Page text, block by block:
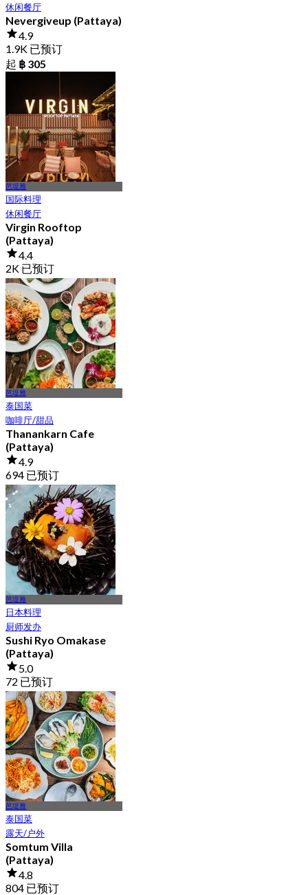
休闲餐厅
Nevergiveup (Pattaya)
4.9
1.9K 已预订
起 ฿ 305
芭堤雅
国际料理
休闲餐厅
Virgin Rooftop
(Pattaya)
4.4
2K 已预订
起฿ 890
芭堤雅
泰国菜
咖啡厅/甜品
Thanankarn Cafe
(Pattaya)
4.9
694 已预订
起฿ 162.5
芭堤雅
日本料理
厨师发办
Sushi Ryo Omakase
(Pattaya)
5.0
72 已预订
起฿ 1,190
芭堤雅
泰国菜
露天/户外
Somtum Villa
(Pattaya)
4.8
804 已预订